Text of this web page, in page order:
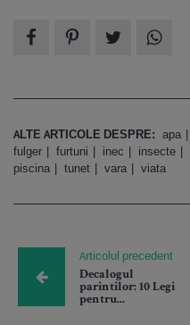
ALTE ARTICOLE DESPRE: apa
fulger
furtuni inec insecte
piscina
tunet vara viata
Articolul precedent
Decalogul
parintilor: 10 Legi
pentru...